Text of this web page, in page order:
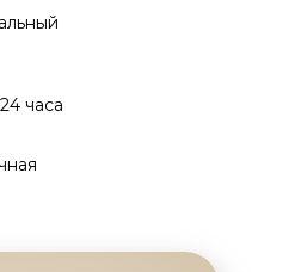
часа